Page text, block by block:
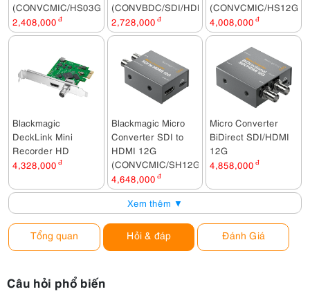
(CONVCMIC/HS03G/WPSU)
2,408,000 đ
(CONVBDC/SDI/HDMI03G/PS)
2,728,000 đ
(CONVCMIC/HS12G)
4,008,000 đ
Blackmagic
DeckLink Mini
Recorder HD
4,328,000 đ
Blackmagic Micro
Converter SDI to
HDMI 12G
(CONVCMIC/SH12G)
4,648,000 đ
Micro Converter
BiDirect SDI/HDMI
12G
4,858,000 đ
Xem thêm ▼
Tổng quan Hỏi & đáp Đánh Giá
Câu hỏi phổ biến